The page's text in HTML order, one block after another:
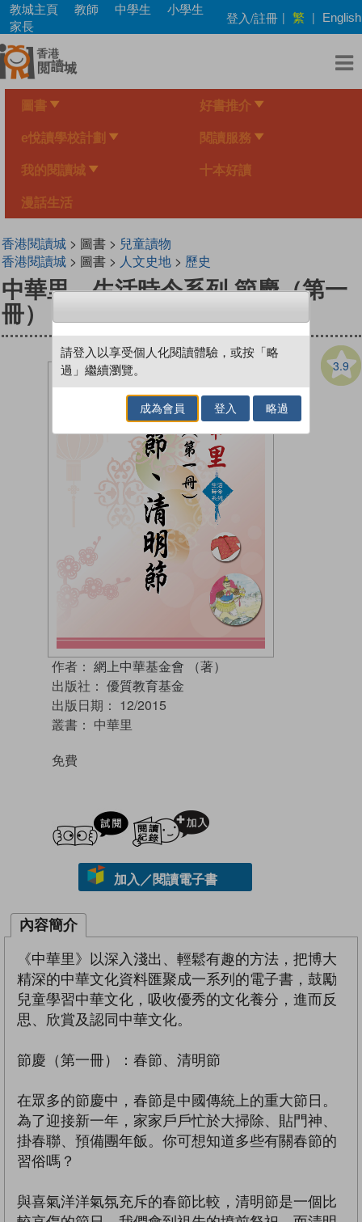
Skip
main
content
教城主頁 教師 中學生
小學生
家長
登入/註冊 | 繁 | English
圖書 好書推介
e悅讀學校計劃 閱讀服務
我的閱讀城 十本好讀
漫話生活
香港閱讀城> 圖書 > 兒童讀物
香港閱讀城> 圖書 > 人文史地> 歷史
中華里—生活時令系列 節慶（第一
冊）：春節、清明節
3.9
作者： 網上中華基金會 （著）
出版社： 優質教育基金
出版日期： 12/2015
叢書： 中華里
免費
試閲
加入／閱讀電子書
內容簡介
《中華里》以深入淺出、輕鬆有趣的方法，把博大
精深的中華文化資料匯聚成一系列的電子書，鼓勵
兒童學習中華文化，吸收優秀的文化養分，進而反
思、欣賞及認同中華文化。
節慶（第一冊）：春節、清明節
在眾多的節慶中，春節是中國傳統上的重大節日。
為了迎接新一年，家家戶戶忙於大掃除、貼門神、
掛春聯、預備團年飯。你可想知道多些有關春節的
習俗嗎？
與喜氣洋洋氣氛充斥的春節比較，清明節是一個比
請登入以享受個人化閱讀體驗，或按「略
過」繼續瀏覽。
成為會員 登入 略過